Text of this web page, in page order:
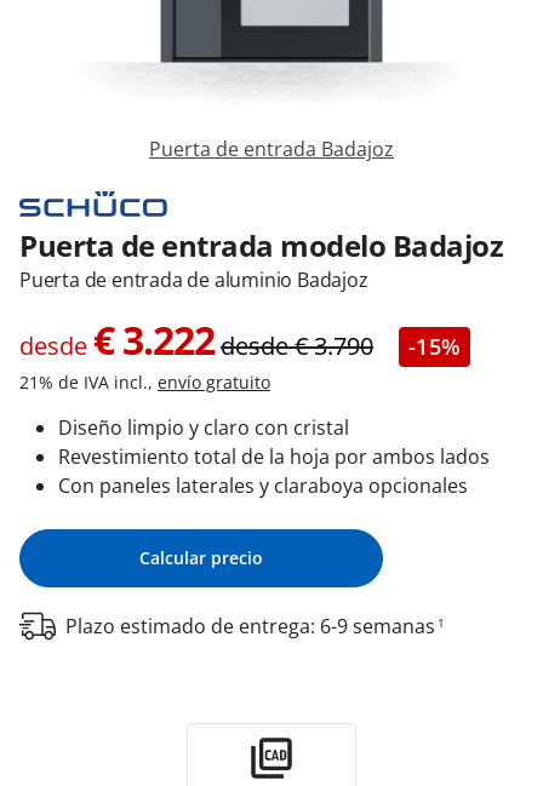
Puerta de entrada Badajoz
Puerta de entrada modelo Badajoz
Puerta de entrada de aluminio Badajoz
desde €3.222desde€3.790 -15%
21% de IVA incl., envío gratuito
Diseño limpio y claro con cristal
Revestimiento total de la hoja por ambos lados
Con paneles laterales y claraboya opcionales
Calcular precio
Plazo estimado de entrega: 6-9 semanas 1